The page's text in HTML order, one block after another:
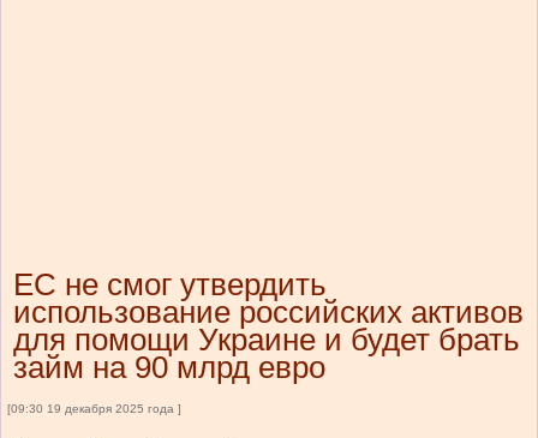
ЕС не смог утвердить
использование российских активов
для помощи Украине и будет брать
займ на 90 млрд евро
[09:30 19 декабря 2025 года ]